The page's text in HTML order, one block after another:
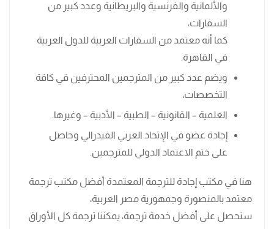
والألمانية والفرنسية والبريطانية وعدد كبير من
السفارات،
كما أنه معتمد من السفارات العربية للدول العربية
في القاهرة.
ويضم عدد كبير من المترجمين المحترفين في كافة
التخصصات،
العلمية – القانونية – الطبية – الأدبية – وغيرها.
إجادة عضو في الإتحاد العربي الفيدرالي وحاصل
على ختم الاعتماد الدولي للمترجمين.
هنا في مكتب إجادة للترجمة المعتمدة أفضل مكتب ترجمة
معتمد بالمنصورة وجمهورية مصر العربية،
ستحصل على أفضل خدمة ترجمة، يمكننا ترجمة كل الأوراق